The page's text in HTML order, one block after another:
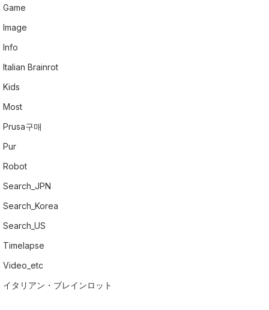
Game
Image
Info
Italian Brainrot
Kids
Most
Prusa구매
Pur
Robot
Search_JPN
Search_Korea
Search_US
Timelapse
Video_etc
イタリアン・ブレインロット